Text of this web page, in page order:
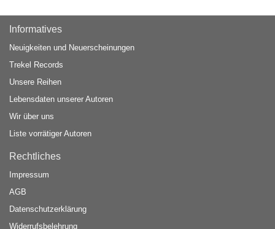
Informatives
Neuigkeiten und Neuerscheinungen
Trekel Records
Unsere Reihen
Lebensdaten unserer Autoren
Wir über uns
Liste vorrätiger Autoren
Rechtliches
Impressum
AGB
Datenschutzerklärung
Widerrufsbelehrung